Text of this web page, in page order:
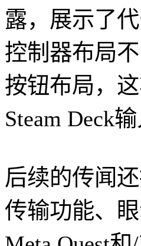
露，展示了
控制器布局
按钮布局，
Steam Deck
后续的传闻
传输功能、